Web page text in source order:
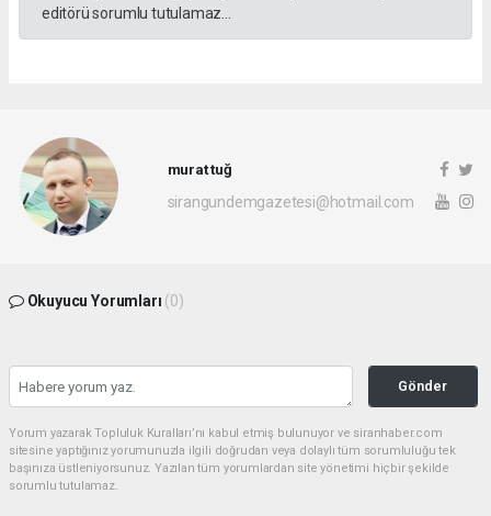
editörü sorumlu tutulamaz...
murat tuğ
sirangundemgazetesi@hotmail.com
Okuyucu Yorumları (0)
Gönder
Yorum yazarak Topluluk Kuralları’nı kabul etmiş bulunuyor ve siranhaber.com
sitesine yaptığınız yorumunuzla ilgili doğrudan veya dolaylı tüm sorumluluğu tek
başınıza üstleniyorsunuz. Yazılan tüm yorumlardan site yönetimi hiçbir şekilde
sorumlu tutulamaz.